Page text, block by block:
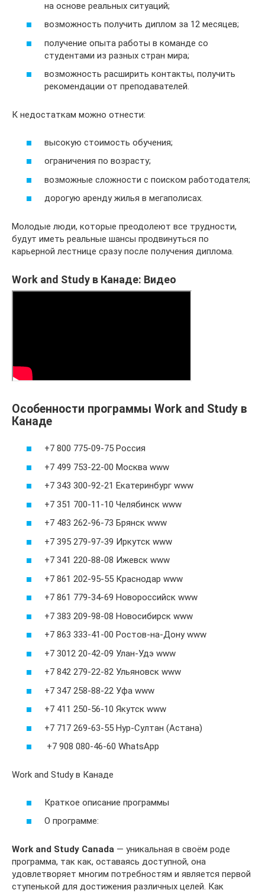
на основе реальных ситуаций;
возможность получить диплом за 12 месяцев;
получение опыта работы в команде со
студентами из разных стран мира;
возможность расширить контакты, получить
рекомендации от преподавателей.
К недостаткам можно отнести:
высокую стоимость обучения;
ограничения по возрасту;
возможные сложности с поиском работодателя;
дорогую аренду жилья в мегаполисах.
Молодые люди, которые преодолеют все трудности,
будут иметь реальные шансы продвинуться по
карьерной лестнице сразу после получения диплома.
Work and Study в Канаде: Видео
Особенности программы Work and Study в
Канаде
+7 800 775-09-75 Россия
+7 499 753-22-00 Москва www
+7 343 300-92-21 Екатеринбург www
+7 351 700-11-10 Челябинск www
+7 483 262-96-73 Брянск www
+7 395 279-97-39 Иркутск www
+7 341 220-88-08 Ижевск www
+7 861 202-95-55 Краснодар www
+7 861 779-34-69 Новороссийск www
+7 383 209-98-08 Новосибирск www
+7 863 333-41-00 Ростов-на-Дону www
+7 3012 20-42-09 Улан-Удэ www
+7 842 279-22-82 Ульяновск www
+7 347 258-88-22 Уфа www
+7 411 250-56-10 Якутск www
+7 717 269-63-55 Нур-Султан (Астана)
+7 908 080-46-60 WhatsApp
Work and Study в Канаде
Краткое описание программы
О программе:
Work and Study Canada — уникальная в своём роде
программа, так как, оставаясь доступной, она
удовлетворяет многим потребностям и является первой
ступенькой для достижения различных целей. Как